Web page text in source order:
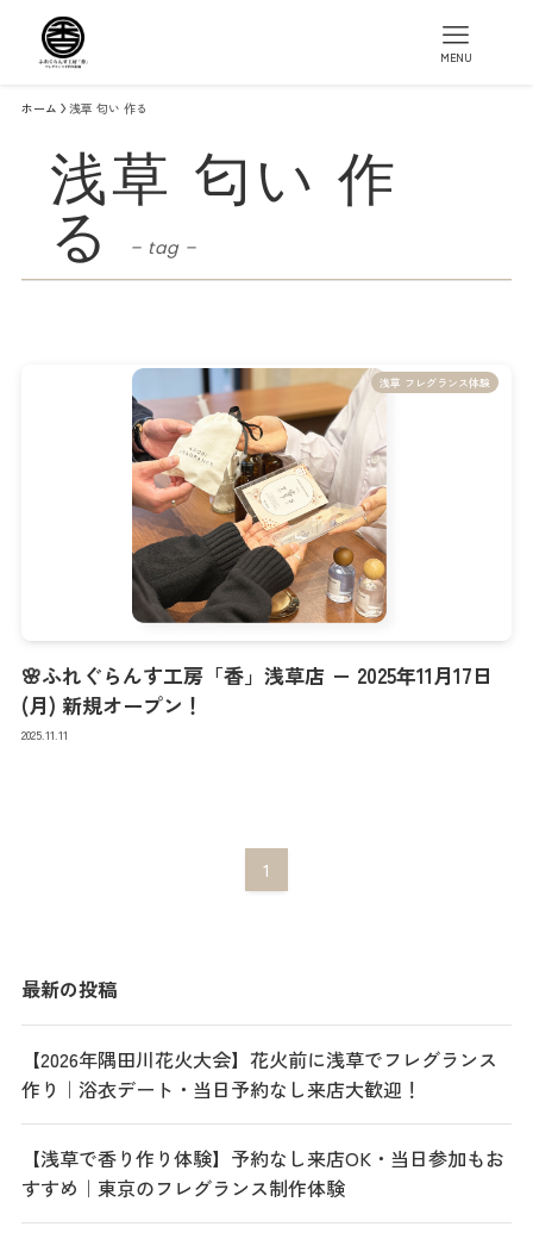
MENU
ホーム 浅草 匂い 作る
浅草 匂い 作
る – tag –
浅草 フレグランス体験
🌸ふれぐらんす工房「香」浅草店 － 2025年11月17日
(月) 新規オープン！
2025.11.11
1
最新の投稿
【2026年隅田川花火大会】花火前に浅草でフレグランス
作り｜浴衣デート・当日予約なし来店大歓迎！
【浅草で香り作り体験】予約なし来店OK・当日参加もお
すすめ｜東京のフレグランス制作体験